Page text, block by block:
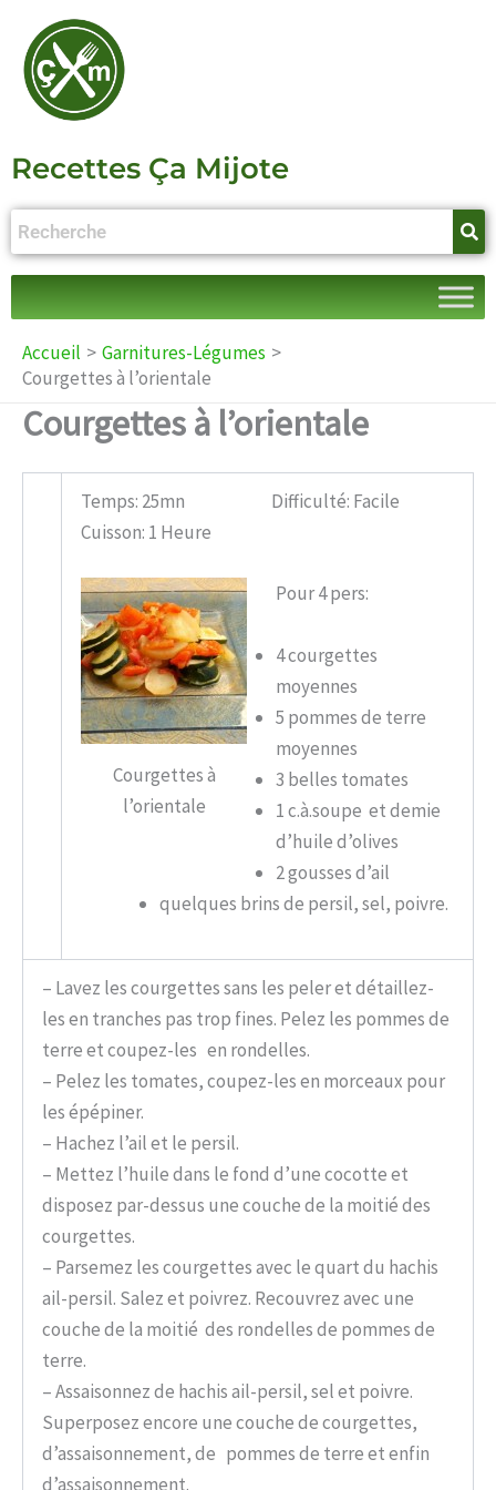
contenu
Recettes Ça Mijote
Accueil
Garnitures-Légumes
Courgettes à l’orientale
Courgettes à l’orientale
Temps: 25mn Difficulté: Facile
Cuisson: 1 Heure
Courgettes à
l’orientale
Pour 4 pers:
4 courgettes
moyennes
5 pommes de terre
moyennes
3 belles tomates
1 c.à.soupe et demie
d’huile d’olives
2 gousses d’ail
quelques brins de persil, sel, poivre.
– Lavez les courgettes sans les peler et détaillez-
les en tranches pas trop fines. Pelez les pommes de
terre et coupez-les en rondelles.
– Pelez les tomates, coupez-les en morceaux pour
les épépiner.
– Hachez l’ail et le persil.
– Mettez l’huile dans le fond d’une cocotte et
disposez par-dessus une couche de la moitié des
courgettes.
– Parsemez les courgettes avec le quart du hachis
ail-persil. Salez et poivrez. Recouvrez avec une
couche de la moitié des rondelles de pommes de
terre.
– Assaisonnez de hachis ail-persil, sel et poivre.
Superposez encore une couche de courgettes,
d’assaisonnement, de pommes de terre et enfin
d’assaisonnement.